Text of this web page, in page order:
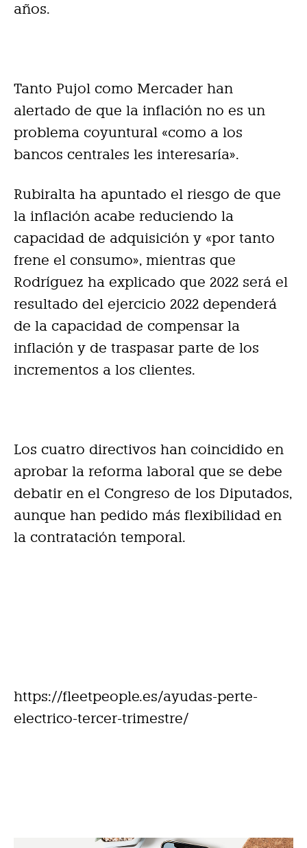
años.
Tanto Pujol como Mercader han
alertado de que la inflación no es un
problema coyuntural «como a los
bancos centrales les interesaría».
Rubiralta ha apuntado el riesgo de que
la inflación acabe reduciendo la
capacidad de adquisición y «por tanto
frene el consumo», mientras que
Rodríguez ha explicado que 2022 será el
resultado del ejercicio 2022 dependerá
de la capacidad de compensar la
inflación y de traspasar parte de los
incrementos a los clientes.
Los cuatro directivos han coincidido en
aprobar la reforma laboral que se debe
debatir en el Congreso de los Diputados,
aunque han pedido más flexibilidad en
la contratación temporal.
https://fleetpeople.es/ayudas-perte-
electrico-tercer-trimestre/